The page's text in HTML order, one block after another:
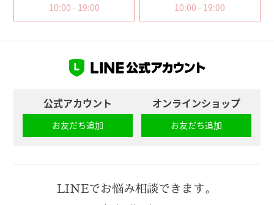
10:00 - 19:00 10:00 - 19:00
公式アカウント
お友だち追加
オンラインショップ
お友だち追加
LINEでお悩み相談できます。